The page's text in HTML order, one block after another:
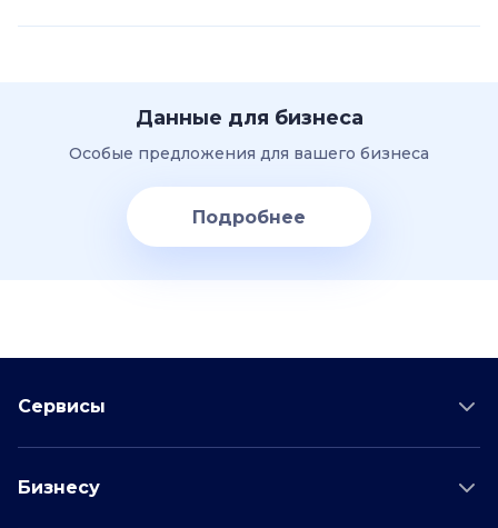
Данные для бизнеса
Особые предложения для вашего бизнеса
Подробнее
Сервисы
Проверка водителя
Бизнесу